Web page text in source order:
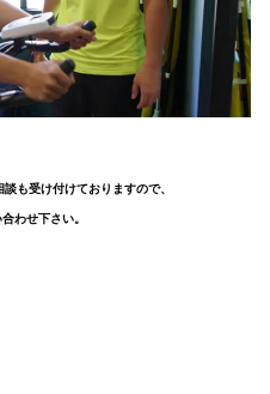
も受け付けておりますので、
わせ下さい。